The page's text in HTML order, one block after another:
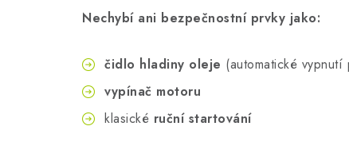
Nechybí ani bezpečnostní prvky jako:
čidlo hladiny oleje (automatické
vypínač motoru
klasické ruční startování